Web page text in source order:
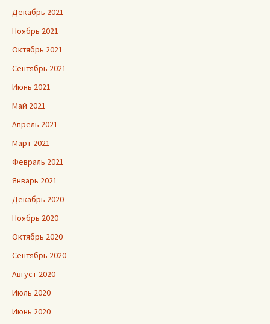
Декабрь 2021
Ноябрь 2021
Октябрь 2021
Сентябрь 2021
Июнь 2021
Май 2021
Апрель 2021
Март 2021
Февраль 2021
Январь 2021
Декабрь 2020
Ноябрь 2020
Октябрь 2020
Сентябрь 2020
Август 2020
Июль 2020
Июнь 2020